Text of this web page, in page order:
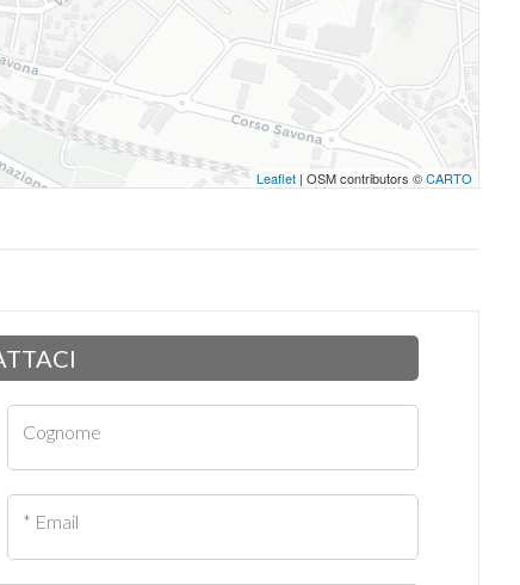
Leaflet | OSM contributors ©CARTO
Cognome
* Email